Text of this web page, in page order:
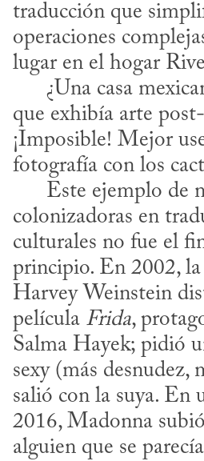
traducción que
operaciones
lugar en el hogar
que exhibía arte
¡Imposible! Mejor
fotografía con los
colonizadoras en
culturales no fue el
principio. En 2002,
Harvey Weinstein
película Frida,
Salma Hayek; pidió
sexy (más desnudez,
salió con la suya. En
2016, Madonna
alguien que se